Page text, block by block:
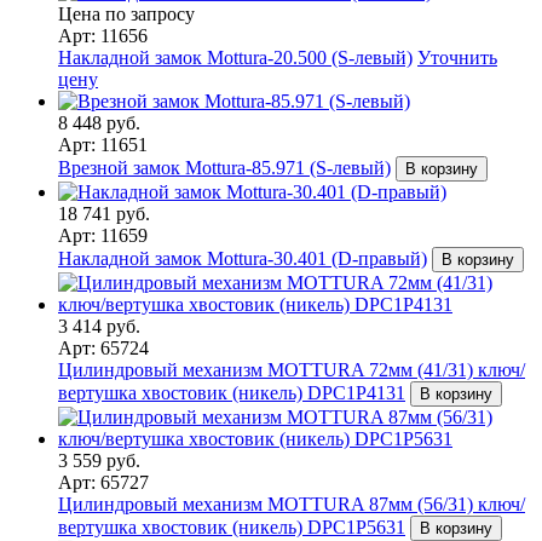
Цена по запросу
Арт: 11656
Накладной замок Mottura-20.500 (S-левый) Уточнить
цену
8 448 руб.
Арт: 11651
Врезной замок Mottura-85.971 (S-левый)
В корзину
18 741 руб.
Арт: 11659
Накладной замок Mottura-30.401 (D-правый)
В корзину
3 414 руб.
Арт: 65724
Цилиндровый механизм MOTTURA 72мм (41/31) ключ/
вертушка хвостовик (никель) DPC1P4131
В корзину
3 559 руб.
Арт: 65727
Цилиндровый механизм MOTTURA 87мм (56/31) ключ/
вертушка хвостовик (никель) DPC1P5631
В корзину